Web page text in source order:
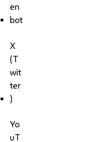
en
bot
X
(T
wit
ter
)
Yo
uT